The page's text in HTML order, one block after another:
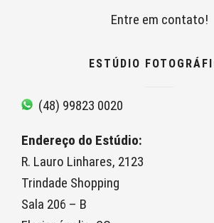
Entre em contato!
ESTÚDIO
(48) 99823 0020
Endereço do Estúdio:
R. Lauro Linhares, 2123
Trindade Shopping
Sala 206 – B